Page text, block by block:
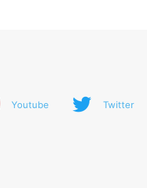
Youtube Twitter